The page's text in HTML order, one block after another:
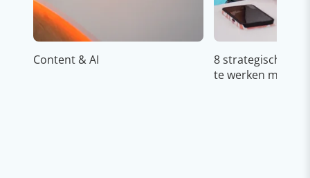
Content & AI
8 strategische
te werken met